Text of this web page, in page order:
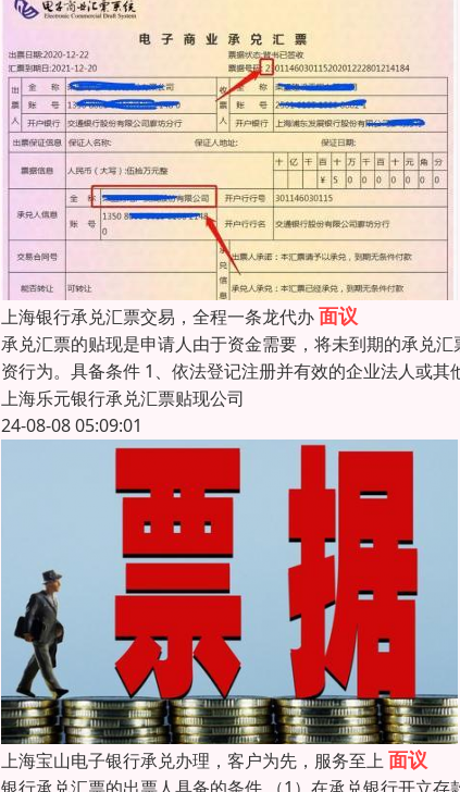
上海银行承兑汇票交易，全程一条龙代办面议
承兑汇票的贴现是申请人由于资金需要，将未到期的承兑
资行为。具备条件 1、依法登记注册并有效的企业法人或
上海乐元银行承兑汇票贴现公司
24-08-08 05:09:01
上海宝山电子银行承兑办理，客户为先，服务至上 面议